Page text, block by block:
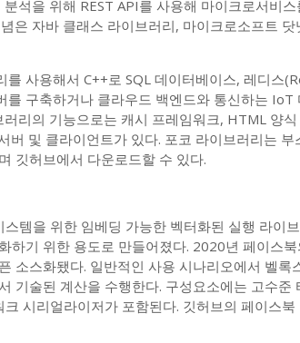
석을 위해 REST API를 사용해 마이크로서비
은 자바 클래스 라이브러리, 마이크로소프트
를 사용해서 C++로 SQL 데이터베이스, 레디스
를 구축하거나 클라우드 백엔드와 통신하는 IoT
리의 기능으로는 캐시 프레임워크, HTML 양
버 및 클라이언트가 있다. 포코 라이브러리는 부
깃허브에서 다운로드할 수 있다.
템을 위한 임베딩 가능한 벡터화된 실행 라이
하기 위한 용도로 만들어졌다. 2020년 페이스
소스화됐다. 일반적인 사용 시나리오에서 벨록
기술된 계산을 수행한다. 구성요소에는 고수준
시리얼라이저가 포함된다. 깃허브의 페이스